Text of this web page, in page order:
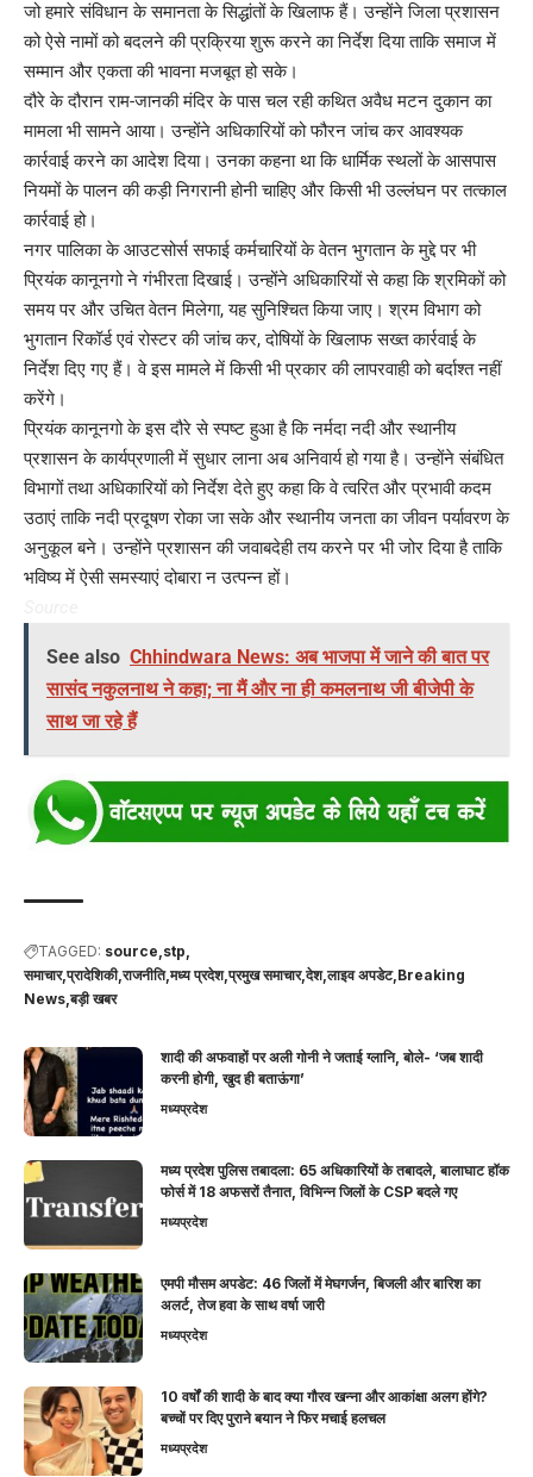
जो हमारे संविधान के समानता के सिद्धांतों के खिलाफ हैं। उन्होंने जिला प्रशासन
को ऐसे नामों को बदलने की प्रक्रिया शुरू करने का निर्देश दिया ताकि समाज में
सम्मान और एकता की भावना मजबूत हो सके।
दौरे के दौरान राम-जानकी मंदिर के पास चल रही कथित अवैध मटन दुकान का
मामला भी सामने आया। उन्होंने अधिकारियों को फौरन जांच कर आवश्यक
कार्रवाई करने का आदेश दिया। उनका कहना था कि धार्मिक स्थलों के आसपास
नियमों के पालन की कड़ी निगरानी होनी चाहिए और किसी भी उल्लंघन पर तत्काल
कार्रवाई हो।
नगर पालिका के आउटसोर्स सफाई कर्मचारियों के वेतन भुगतान के मुद्दे पर भी
प्रियंक कानूनगो ने गंभीरता दिखाई। उन्होंने अधिकारियों से कहा कि श्रमिकों को
समय पर और उचित वेतन मिलेगा, यह सुनिश्चित किया जाए। श्रम विभाग को
भुगतान रिकॉर्ड एवं रोस्टर की जांच कर, दोषियों के खिलाफ सख्त कार्रवाई के
निर्देश दिए गए हैं। वे इस मामले में किसी भी प्रकार की लापरवाही को बर्दाश्त नहीं
करेंगे।
प्रियंक कानूनगो के इस दौरे से स्पष्ट हुआ है कि नर्मदा नदी और स्थानीय
प्रशासन के कार्यप्रणाली में सुधार लाना अब अनिवार्य हो गया है। उन्होंने संबंधित
विभागों तथा अधिकारियों को निर्देश देते हुए कहा कि वे त्वरित और प्रभावी कदम
उठाएं ताकि नदी प्रदूषण रोका जा सके और स्थानीय जनता का जीवन पर्यावरण के
अनुकूल बने। उन्होंने प्रशासन की जवाबदेही तय करने पर भी जोर दिया है ताकि
भविष्य में ऐसी समस्याएं दोबारा न उत्पन्न हों।
See also Chhindwara News: अब भाजपा में जाने की बात पर
सासंद नकुलनाथ ने कहा; ना मैं और ना ही कमलनाथ जी बीजेपी के
साथ जा रहे हैं
TAGGED: source stp
समाचार,प्रादेशिकी,राजनीति,मध्य प्रदेश,प्रमुख समाचार,देश,लाइव अपडेट,Breaking
News,बड़ी खबर
शादी की अफवाहों पर अली गोनी ने जताई ग्लानि, बोले- ‘जब शादी
करनी होगी, खुद ही बताऊंगा’
मध्यप्रदेश
मध्य प्रदेश पुलिस तबादला: 65 अधिकारियों के तबादले, बालाघाट हॉक
फोर्स में 18 अफसरों तैनात, विभिन्न जिलों के CSP बदले गए
मध्यप्रदेश
एमपी मौसम अपडेट: 46 जिलों में मेघगर्जन, बिजली और बारिश का
अलर्ट, तेज हवा के साथ वर्षा जारी
मध्यप्रदेश
10 वर्षों की शादी के बाद क्या गौरव खन्ना और आकांक्षा अलग होंगे?
बच्चों पर दिए पुराने बयान ने फिर मचाई हलचल
मध्यप्रदेश